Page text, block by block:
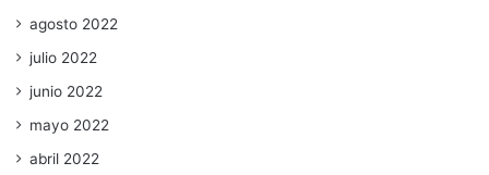
agosto 2022
julio 2022
junio 2022
mayo 2022
abril 2022